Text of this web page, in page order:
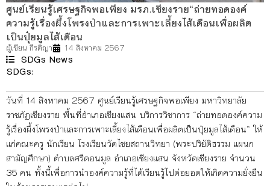
ศูนย์เรียนรู้เศรษฐกิจพอเพียง มรภ.เชียงราย“ถ่ายทอดองค์
ความรู้เรื่องผึ้งโพรงป่าและการเพาะเลี้ยงไส้เดือนเพื่อผลิต
เป็นปุ๋ยมูลไส้เดือน
ผู้เขียนกีรติญา 14 สิงหาคม 2567
SDGs News
SDGs:
วันที่ 14 สิงหาคม 2567 ศูนย์เรียนรู้เศรษฐกิจพอเพียง มหาวิทยาลัย
ราชภัฏเชียงราย พื้นที่อำเภอเชียงแสน บริการวิชาการ “ถ่ายทอดองค์ความ
รู้เรื่องผึ้งโพรงป่าและการเพาะเลี้ยงไส้เดือนเพื่อผลิตเป็นปุ๋ยมูลไส้เดือน” ให้
แก่คณะครู นักเรียน โรงเรียนวัดไชยสถานวิทยา (พระปริยัติธรรม แผนก
สามัญศึกษา) ตำบลศรีดอนมูล อำเภอเชียงแสน จังหวัดเชียงราย จำนวน
35 คน ทั้งนี้เพื่อการนำองค์ความรู้ที่ได้เรียนรู้ไปต่อยอดให้เกิดความยั่งยืน